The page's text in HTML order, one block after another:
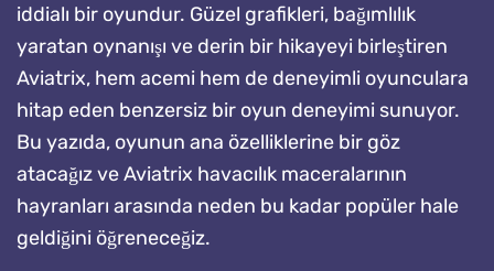
iddialı bir oyundur. Güzel grafikleri, bağımlılık
yaratan oynanışı ve derin bir hikayeyi birleştiren
Aviatrix, hem acemi hem de deneyimli oyunculara
hitap eden benzersiz bir oyun deneyimi sunuyor.
Bu yazıda, oyunun ana özelliklerine bir göz
atacağız ve Aviatrix havacılık maceralarının
hayranları arasında neden bu kadar popüler hale
geldiğini öğreneceğiz.